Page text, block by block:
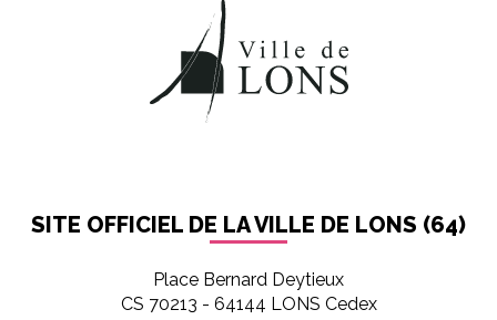
SITE OFFICIEL DE LA VILLE DE LONS (64)
Place Bernard Deytieux
CS 70213 - 64144 LONS Cedex